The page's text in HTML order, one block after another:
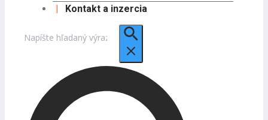
Kontakt a inzercia